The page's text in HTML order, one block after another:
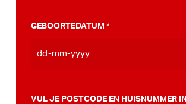
GEBOORTEDATUM *
MM
VUL JE POSTCODE EN HUISNUMMER IN